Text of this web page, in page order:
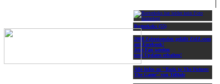
Butterkeks (55)
2000 Zeitreisenden gefällt ZidZ.com
auf Facebook!
Jetzt Fan werden
und Updates erhalten!
Alle Infos zu "Back to The Future:
The Game" von Telltale